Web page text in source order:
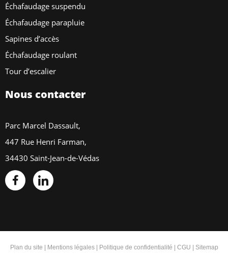
Échafaudage suspendu
Échafaudage parapluie
Sapines d’accès
Échafaudage roulant
Tour d’escalier
Nous contacter
Parc Marcel Dassault,
447 Rue Henri Farman,
34430 Saint-Jean-de-Védas
Plan du site | Mentions légales| Politique de confidentialité | CGU | Sitemap